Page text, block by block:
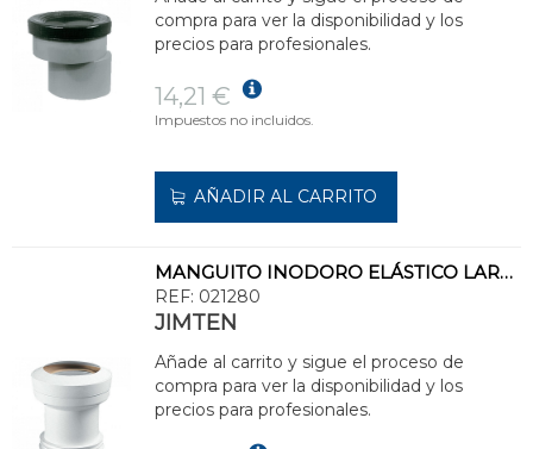
compra para ver la disponibilidad y los
precios para profesionales.
14,21 €
Impuestos no incluidos.
AÑADIR AL CARRITO
MANGUITO INODORO ELÁSTICO LARGO S384 110
REF: 021280
JIMTEN
Añade al carrito y sigue el proceso de
compra para ver la disponibilidad y los
precios para profesionales.